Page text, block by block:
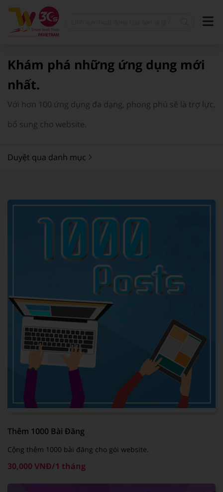
Khám phá những ứng dụng mới
nhất.
Với hơn 100 ứng dụng đa dạng, phong phú sẽ là trợ lực,
bổ sung cho website.
Duyệt qua danh mục
Thêm 1000 Bài Đăng
Cộng thêm 1000 bài đăng cho gói website.
30,000 VNĐ/1 tháng